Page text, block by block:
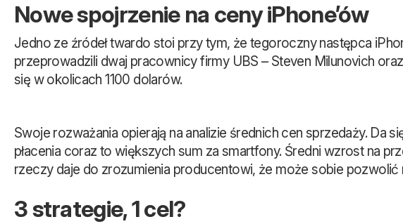
Nowe spojrzenie na ceny iPhone’ów
Jedno ze źródeł twardo stoi przy tym, że tegoroczny następca
przeprowadzili dwaj pracownicy firmy UBS – Steven Milunovich
się w okolicach 1100 dolarów.
Swoje rozważania opierają na analizie średnich cen sprzedaży. Da
płacenia coraz to większych sum za smartfony. Średni wzrost na
rzeczy daje do zrozumienia producentowi, że może sobie pozwolić
3 strategie, 1 cel?